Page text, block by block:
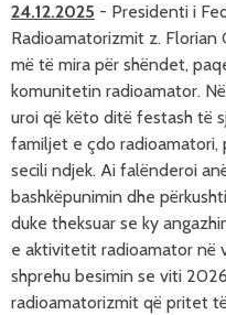
24.12.2025 - Presidenti i
Radioamatorizmit z. Florian
më të mira për shëndet,
komunitetin radioamator.
uroi që këto ditë festash të
familjet e çdo
secili ndjek. Ai falënderoi
bashkëpunimin dhe
duke theksuar se ky
e aktivitetit radioamator në
shprehu besimin se viti
radioamatorizmit që pritet